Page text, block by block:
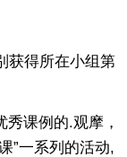
得所在小组第
课例的.观摩，
”一系列的活动,